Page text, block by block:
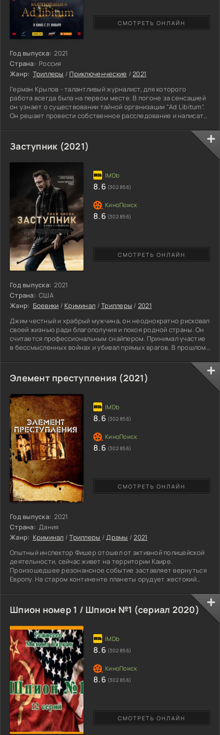
Год выпуска: 2021
Страна: Россия
Жанр: Триллеры / Приключенческие /2021
Герман Крылов - талантливый журналист, для которого
работа всегда была на первом месте. В погоне за сенсацией
он узнает о существовании тайной организации "Ad Libitum".
Он решает провести собственное расследование и написать
обществом и знакомится с прелестной девушкой по имени
Гелла. Подписанный договор сулил ему большую любовь и
безоблачное счастье. Когда человек многого достиг в своей
СМОТРЕТЬ ОНЛАЙН
Заступник (2021)
Год выпуска: 2021
Страна: США
Жанр: Боевики / Криминал /Триллеры / 2021
Джим честный и храбрый мужчина, он неоднократно рисковал
своей жизнью ради благополучия и покоя родной страны. Он
считается профессиональным снайпером. Принимал участие
в бессмысленных войнах и убивал прямых врагов. В прошлом
забыть о пытках, решил сосредоточиться на себе. Мужчине
хочется верить, что больше оружие в руки не возьмет. Джим
живет в спокойном городке, расположенном на границе с
СМОТРЕТЬ ОНЛАЙН
8.6 (302 856)
8.6 (302 856)
Элемент преступления (2021)
Год выпуска: 2021
Страна: Дания
Жанр: Криминал /Триллеры /Драмы /2021
Опытный инспектор Фишер отошел от активной полицейской
деятельности, сейчас живет на территории Каире.
Произошедшее резонансное событие заставляет вернуться
Европу. На старом континенте планеты орудует жестокий
делает вывод, почерк убийцы совпадает с действиями
знаменитого преступника Гарри Грея. В свое время он
держал в страхе и ужасе, точнее это касалось продавцов
Проблема
СМОТРЕТЬ ОНЛАЙН
8.6 (302 856)
8.6 (302 856)
Шпион номер 1 / Шпион №1 (сериал 2020)
СМОТРЕТЬ ОНЛАЙН
8.6 (302 856)
8.6 (302 856)